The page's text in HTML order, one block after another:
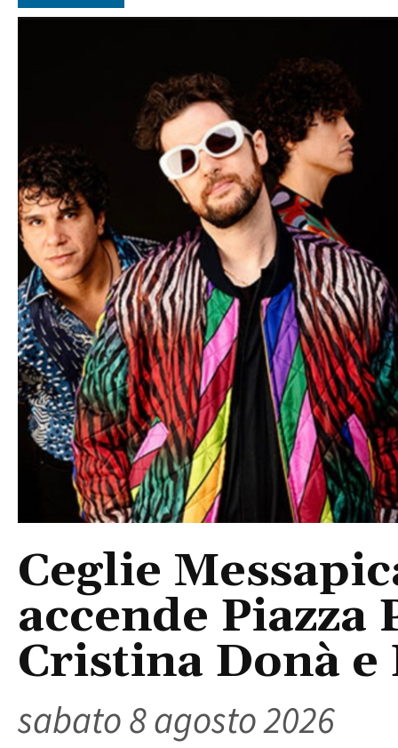
Ceglie
accende
Cristina Donà
sabato 8 agosto 2026